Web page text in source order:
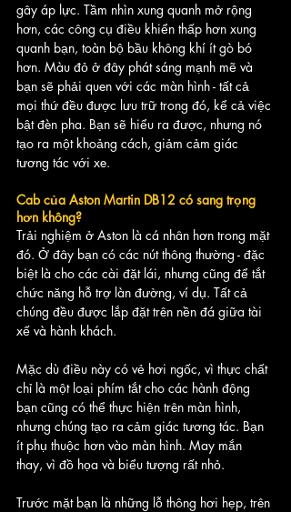
gây áp lực. Tầm nhìn xung quanh mở rộng
hơn, các công cụ điều khiển thấp hơn xung
quanh bạn, toàn bộ bầu không khí ít gò bó
hơn. Màu đỏ ở đây phát sáng mạnh mẽ và
bạn sẽ phải quen với các màn hình - tất cả
mọi thứ đều được lưu trữ trong đó, kể cả việc
bật đèn pha. Bạn sẽ hiểu ra được, nhưng nó
tạo ra một khoảng cách, giảm cảm giác
tương tác với xe.
Cab của Aston Martin DB12 có sang trọng
hơn không?
Trải nghiệm ở Aston là cá nhân hơn trong mặt
đó. Ở đây bạn có các nút thông thường - đặc
biệt là cho các cài đặt lái, nhưng cũng để tắt
chức năng hỗ trợ làn đường, ví dụ. Tất cả
chúng đều được lắp đặt trên nền đá giữa tài
xế và hành khách.
Mặc dù điều này có vẻ hơi ngốc, vì thực chất
chỉ là một loại phím tắt cho các hành động
bạn cũng có thể thực hiện trên màn hình,
nhưng chúng tạo ra cảm giác tương tác. Bạn
ít phụ thuộc hơn vào màn hình. May mắn
thay, vì đồ họa và biểu tượng rất nhỏ.
Trước mặt bạn là những lỗ thông hơi hẹp, trên